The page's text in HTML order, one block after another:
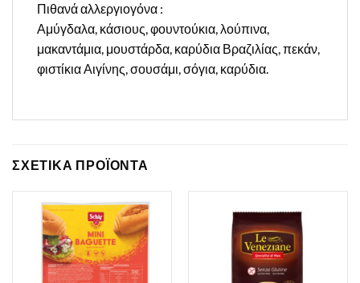
Πιθανά αλλεργιογόνα :
Αμύγδαλα, κάσιους, φουντούκια, λούπινα,
μακαντάμια, μουστάρδα, καρύδια Βραζιλίας, πεκάν,
φιστίκια Αιγίνης, σουσάμι, σόγια, καρύδια.
ΣΧΕΤΙΚΑ ΠΡΟΪΟΝΤΑ